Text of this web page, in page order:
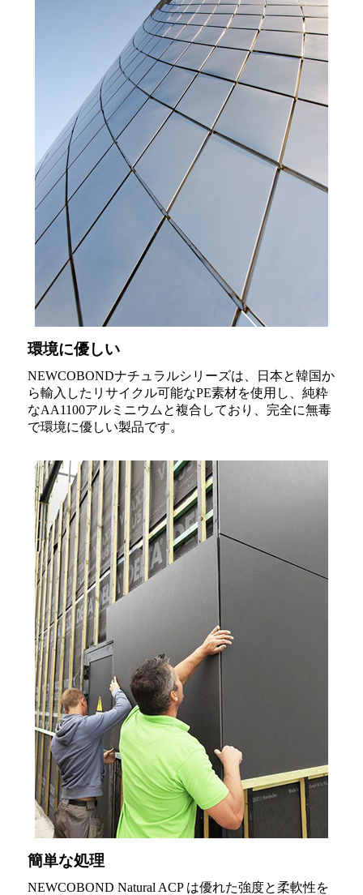
環境に優しい
NEWCOBONDナチュラルシリーズは、日本と韓国か
ら輸入したリサイクル可能なPE素材を使用し、純粋
なAA1100アルミニウムと複合しており、完全に無毒
で環境に優しい製品です。
簡単な処理
NEWCOBOND Natural ACP は優れた強度と柔軟性を